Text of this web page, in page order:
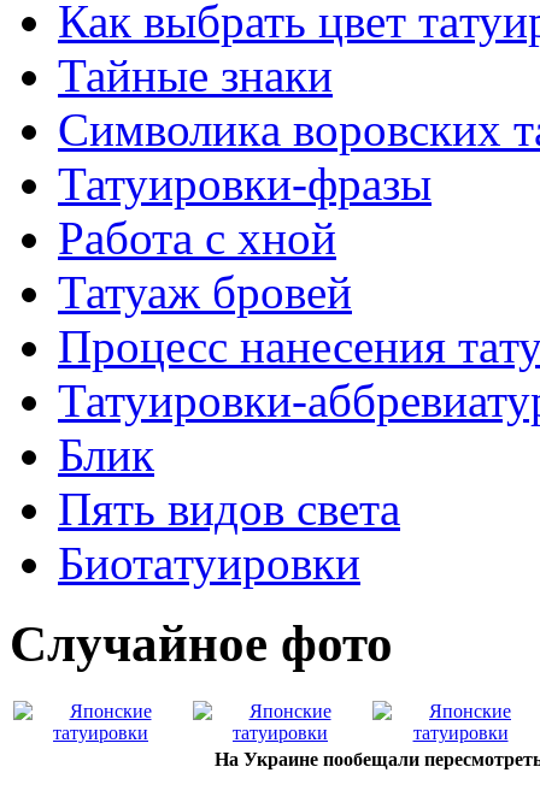
Как выбрать цвет
Тайные знаки
Символикa воровских
Татуировки-фразы
Работa с хнoй
Татуаж бровей
Процесс нанесения
Татуировки-
Блик
Пять видов светa
Биотaтуировки
Случайнoе фото
На Украине пообещали